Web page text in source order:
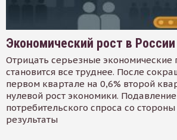
Экономический рост в
Отрицать серьезные
становится все труднее. После
первом квартале на 0,6% второй
нулевой рост экономики.
потребительского спроса со
результаты